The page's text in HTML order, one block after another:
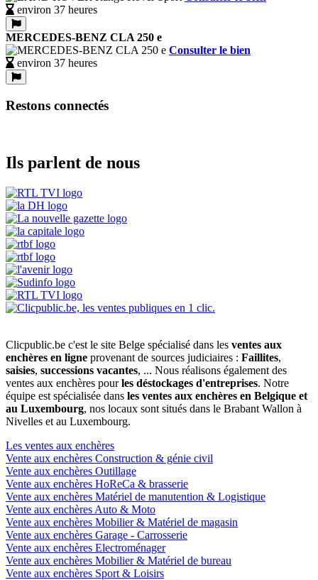
environ 37 heures
MERCEDES-BENZ CLA 250 e
Consulter le bien
environ 37 heures
Restons connectés
Ils parlent de nous
Clicpublic.be c'est le site Belge spécialisé dans les ventes aux
enchères en ligne provenant de sources judiciaires : Faillites,
saisies, successions vacantes, ... Nous réalisons également des
ventes aux enchères pourles déstockages d'entreprises. Notre
équipe est spécialisée dans les ventes aux enchères en Belgique et
au Luxembourg, nos locaux sont situés dans le Brabant Wallon à
Nivelles et au Luxembourg.
Les ventes aux enchères
Vente aux enchères Construction & génie civil
Vente aux enchères Outillage
Vente aux enchères HoReCa & brasserie
Vente aux enchères Matériel de manutention & Logistique
Vente aux enchères Auto & Moto
Vente aux enchères Mobilier & Matériel de magasin
Vente aux enchères Garage - Carrosserie
Vente aux enchères Electroménager
Vente aux enchères Mobilier & Matériel de bureau
Vente aux enchères Sport & Loisirs